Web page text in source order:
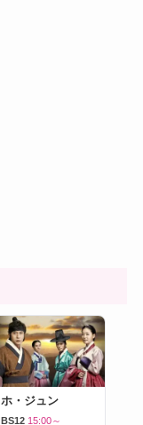
ホ・ジュン
BS12 15:00～